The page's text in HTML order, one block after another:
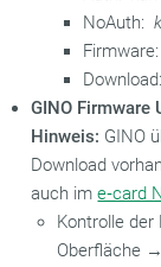
NoAuth:
GINO Firmware
Hinweis: GINO
Download
auch ime‑card
Kontrolle der
Oberfläche